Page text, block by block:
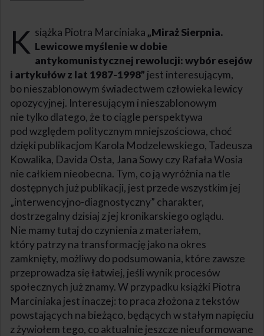
K siążka Piotra Marciniaka„Miraż Sierpnia.
Lewicowe myślenie w dobie
antykomunistycznej rewolucji: wybór esejów
i artykułów z lat 1987-1998” jest interesującym,
bo nieszablonowym świadectwem człowieka lewicy
opozycyjnej. Interesującym i nieszablonowym
nie tylko dlatego, że to ciągle perspektywa
pod względem politycznym mniejszościowa, choć
dzięki publikacjom Karola Modzelewskiego, Tadeusza
Kowalika, Davida Osta, Jana Sowy czy Rafała Wosia
nie całkiem nieobecna. Tym, co ją wyróżnia na tle
dostępnych już publikacji, jest przede wszystkim jej
„interwencyjno-diagnostyczny” charakter,
dostrzegalny dzisiaj z jej kronikarskiego oglądu.
Nie mamy tutaj do czynienia z materiałem,
który patrzy na transformację jako na okres
zamknięty, możliwy do podsumowania, które zawsze
przeprowadza się łatwiej, jeśli wynik procesów
społecznych już znamy. W przypadku książki Piotra
Marciniaka jest inaczej: to praca złożona z tekstów
powstających na bieżąco, będących w stałym napięciu
z żywiołem tego, co aktualnie jeszcze nieuformowane